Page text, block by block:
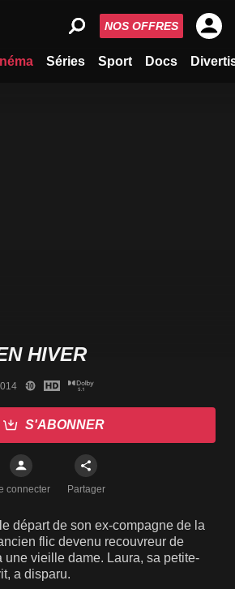
Séries Sport Docs
NOS OFFRES
HIVER
S'ABONNER
connecter Partager
départ de son ex-compagne de la
flic devenu recouvreur de
une vieille dame. Laura, sa petite-
a disparu.